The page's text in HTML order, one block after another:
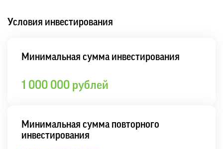
Условия инвестирования
Минимальная сумма инвестирования
1 000 000 рублей
Минимальная сумма повторного
инвестирования